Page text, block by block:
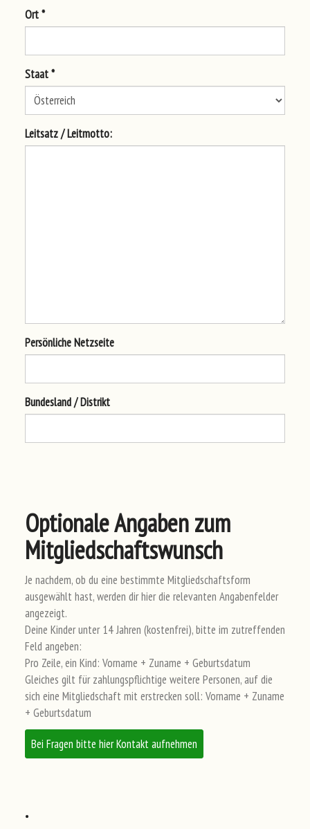
Ort*
Staat *
Leitsatz / Leitmotto:
Persönliche Netzseite
Bundesland / Distrikt
Optionale Angaben zum
Mitgliedschaftswunsch
Je nachdem, ob du eine bestimmte Mitgliedschaftsform
ausgewählt hast, werden dir hier die relevanten Angabenfelder
angezeigt.
Deine Kinder unter 14 Jahren (kostenfrei), bitte im zutreffenden
Feld angeben:
Pro Zeile, ein Kind: Vorname + Zuname + Geburtsdatum
Gleiches gilt für zahlungspflichtige weitere Personen, auf die
sich eine Mitgliedschaft mit erstrecken soll: Vorname + Zuname
+ Geburtsdatum
Bei Fragen bitte hier Kontakt aufnehmen
.